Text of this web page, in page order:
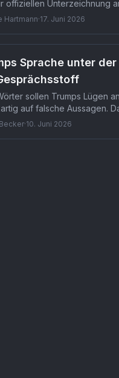
offiziellen Unterzeichnung
2015 schriftlich garantiert
Hartmann·17. Juni 2026
Sprache unter
sollen Trumps Lügen
auf falsche Aussagen.
brisant.
·10. Juni 2026